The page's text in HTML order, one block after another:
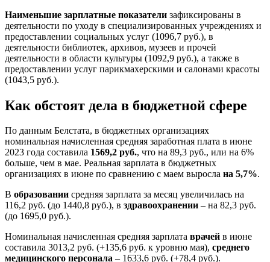
Наименьшие зарплатные показатели зафиксированы в
деятельности по уходу в специализированных учреждениях и
предоставлении социальных услуг (1096,7 руб.), в
деятельности библиотек, архивов, музеев и прочей
деятельности в области культуры (1092,9 руб.), а также в
предоставлении услуг парикмахерскими и салонами красоты
(1043,5 руб.).
Как обстоят дела в бюджетной сфере
По данным Белстата, в бюджетных организациях
номинальная начисленная средняя заработная плата в июне
2023 года составила 1569,2 руб., что на 89,3 руб., или на 6%
больше, чем в мае. Реальная зарплата в бюджетных
организациях в июне по сравнению с маем выросла на 5,7%.
В образовании средняя зарплата за месяц увеличилась на
116,2 руб. (до 1440,8 руб.), в здравоохранении – на 82,3 руб.
(до 1695,0 руб.).
Номинальная начисленная средняя зарплата врачей в июне
составила 3013,2 руб. (+135,6 руб. к уровню мая), среднего
медицинского персонала – 1633,6 руб. (+78,4 руб.).